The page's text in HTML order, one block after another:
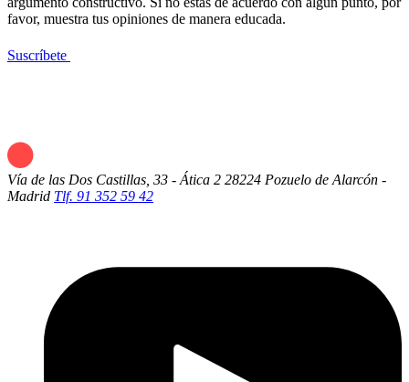
favor, muestra tus opiniones de manera educada.
Suscríbete
Vía de las Dos Castillas, 33 - Ática 2 28224 Pozuelo de Alarcón -
Madrid Tlf. 91 352 59 42